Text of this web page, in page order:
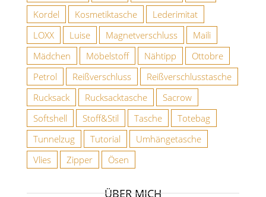
Kordel
Kosmetiktasche
Lederimitat
LOXX
Luise Magnetverschluss
Maili
Mädchen
Möbelstoff Nähtipp
Ottobre
Petrol
Reißverschluss
Reißverschlusstasche
Rucksack
Rucksacktasche
Sacrow
Softshell
Stoff&Stil Tasche
Totebag
Tunnelzug
Tutorial
Umhängetasche
Vlies
Zipper Ösen
ÜBER MICH